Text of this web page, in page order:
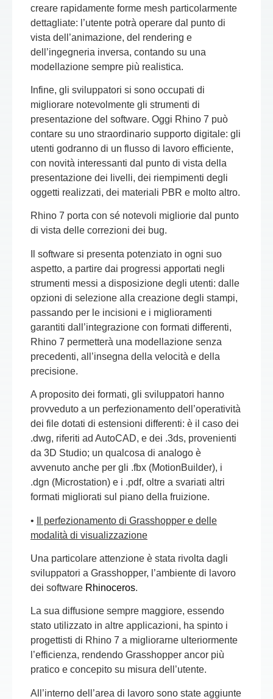
creare rapidamente forme mesh particolarmente
dettagliate: l’utente potrà operare dal punto di
vista dell’animazione, del rendering e
dell’ingegneria inversa, contando su una
modellazione sempre più realistica.
Infine, gli sviluppatori si sono occupati di
migliorare notevolmente gli strumenti di
presentazione del software. Oggi Rhino 7 può
contare su uno straordinario supporto digitale: gli
utenti godranno di un flusso di lavoro efficiente,
con novità interessanti dal punto di vista della
presentazione dei livelli, dei riempimenti degli
oggetti realizzati, dei materiali PBR e molto altro.
Rhino 7 porta con sé notevoli migliorie dal punto
di vista delle correzioni dei bug.
Il software si presenta potenziato in ogni suo
aspetto, a partire dai progressi apportati negli
strumenti messi a disposizione degli utenti: dalle
opzioni di selezione alla creazione degli stampi,
passando per le incisioni e i miglioramenti
garantiti dall’integrazione con formati differenti,
Rhino 7 permetterà una modellazione senza
precedenti, all’insegna della velocità e della
precisione.
A proposito dei formati, gli sviluppatori hanno
provveduto a un perfezionamento dell’operatività
dei file dotati di estensioni differenti: è il caso dei
.dwg, riferiti ad AutoCAD, e dei .3ds, provenienti
da 3D Studio; un qualcosa di analogo è
avvenuto anche per gli .fbx (MotionBuilder), i
.dgn (Microstation) e i .pdf, oltre a svariati altri
formati migliorati sul piano della fruizione.
•
Il perfezionamento di Grasshopper e delle
modalità di visualizzazione
Una particolare attenzione è stata rivolta dagli
sviluppatori a Grasshopper, l’ambiente di lavoro
dei software Rhinoceros.
La sua diffusione sempre maggiore, essendo
stato utilizzato in altre applicazioni, ha spinto i
progettisti di Rhino 7 a migliorarne ulteriormente
l’efficienza, rendendo Grasshopper ancor più
pratico e concepito su misura dell’utente.
All’interno dell’area di lavoro sono state aggiunte